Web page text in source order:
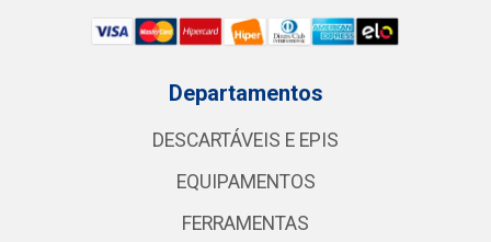
Departamentos
DESCARTÁVEIS E EPIS
EQUIPAMENTOS
FERRAMENTAS